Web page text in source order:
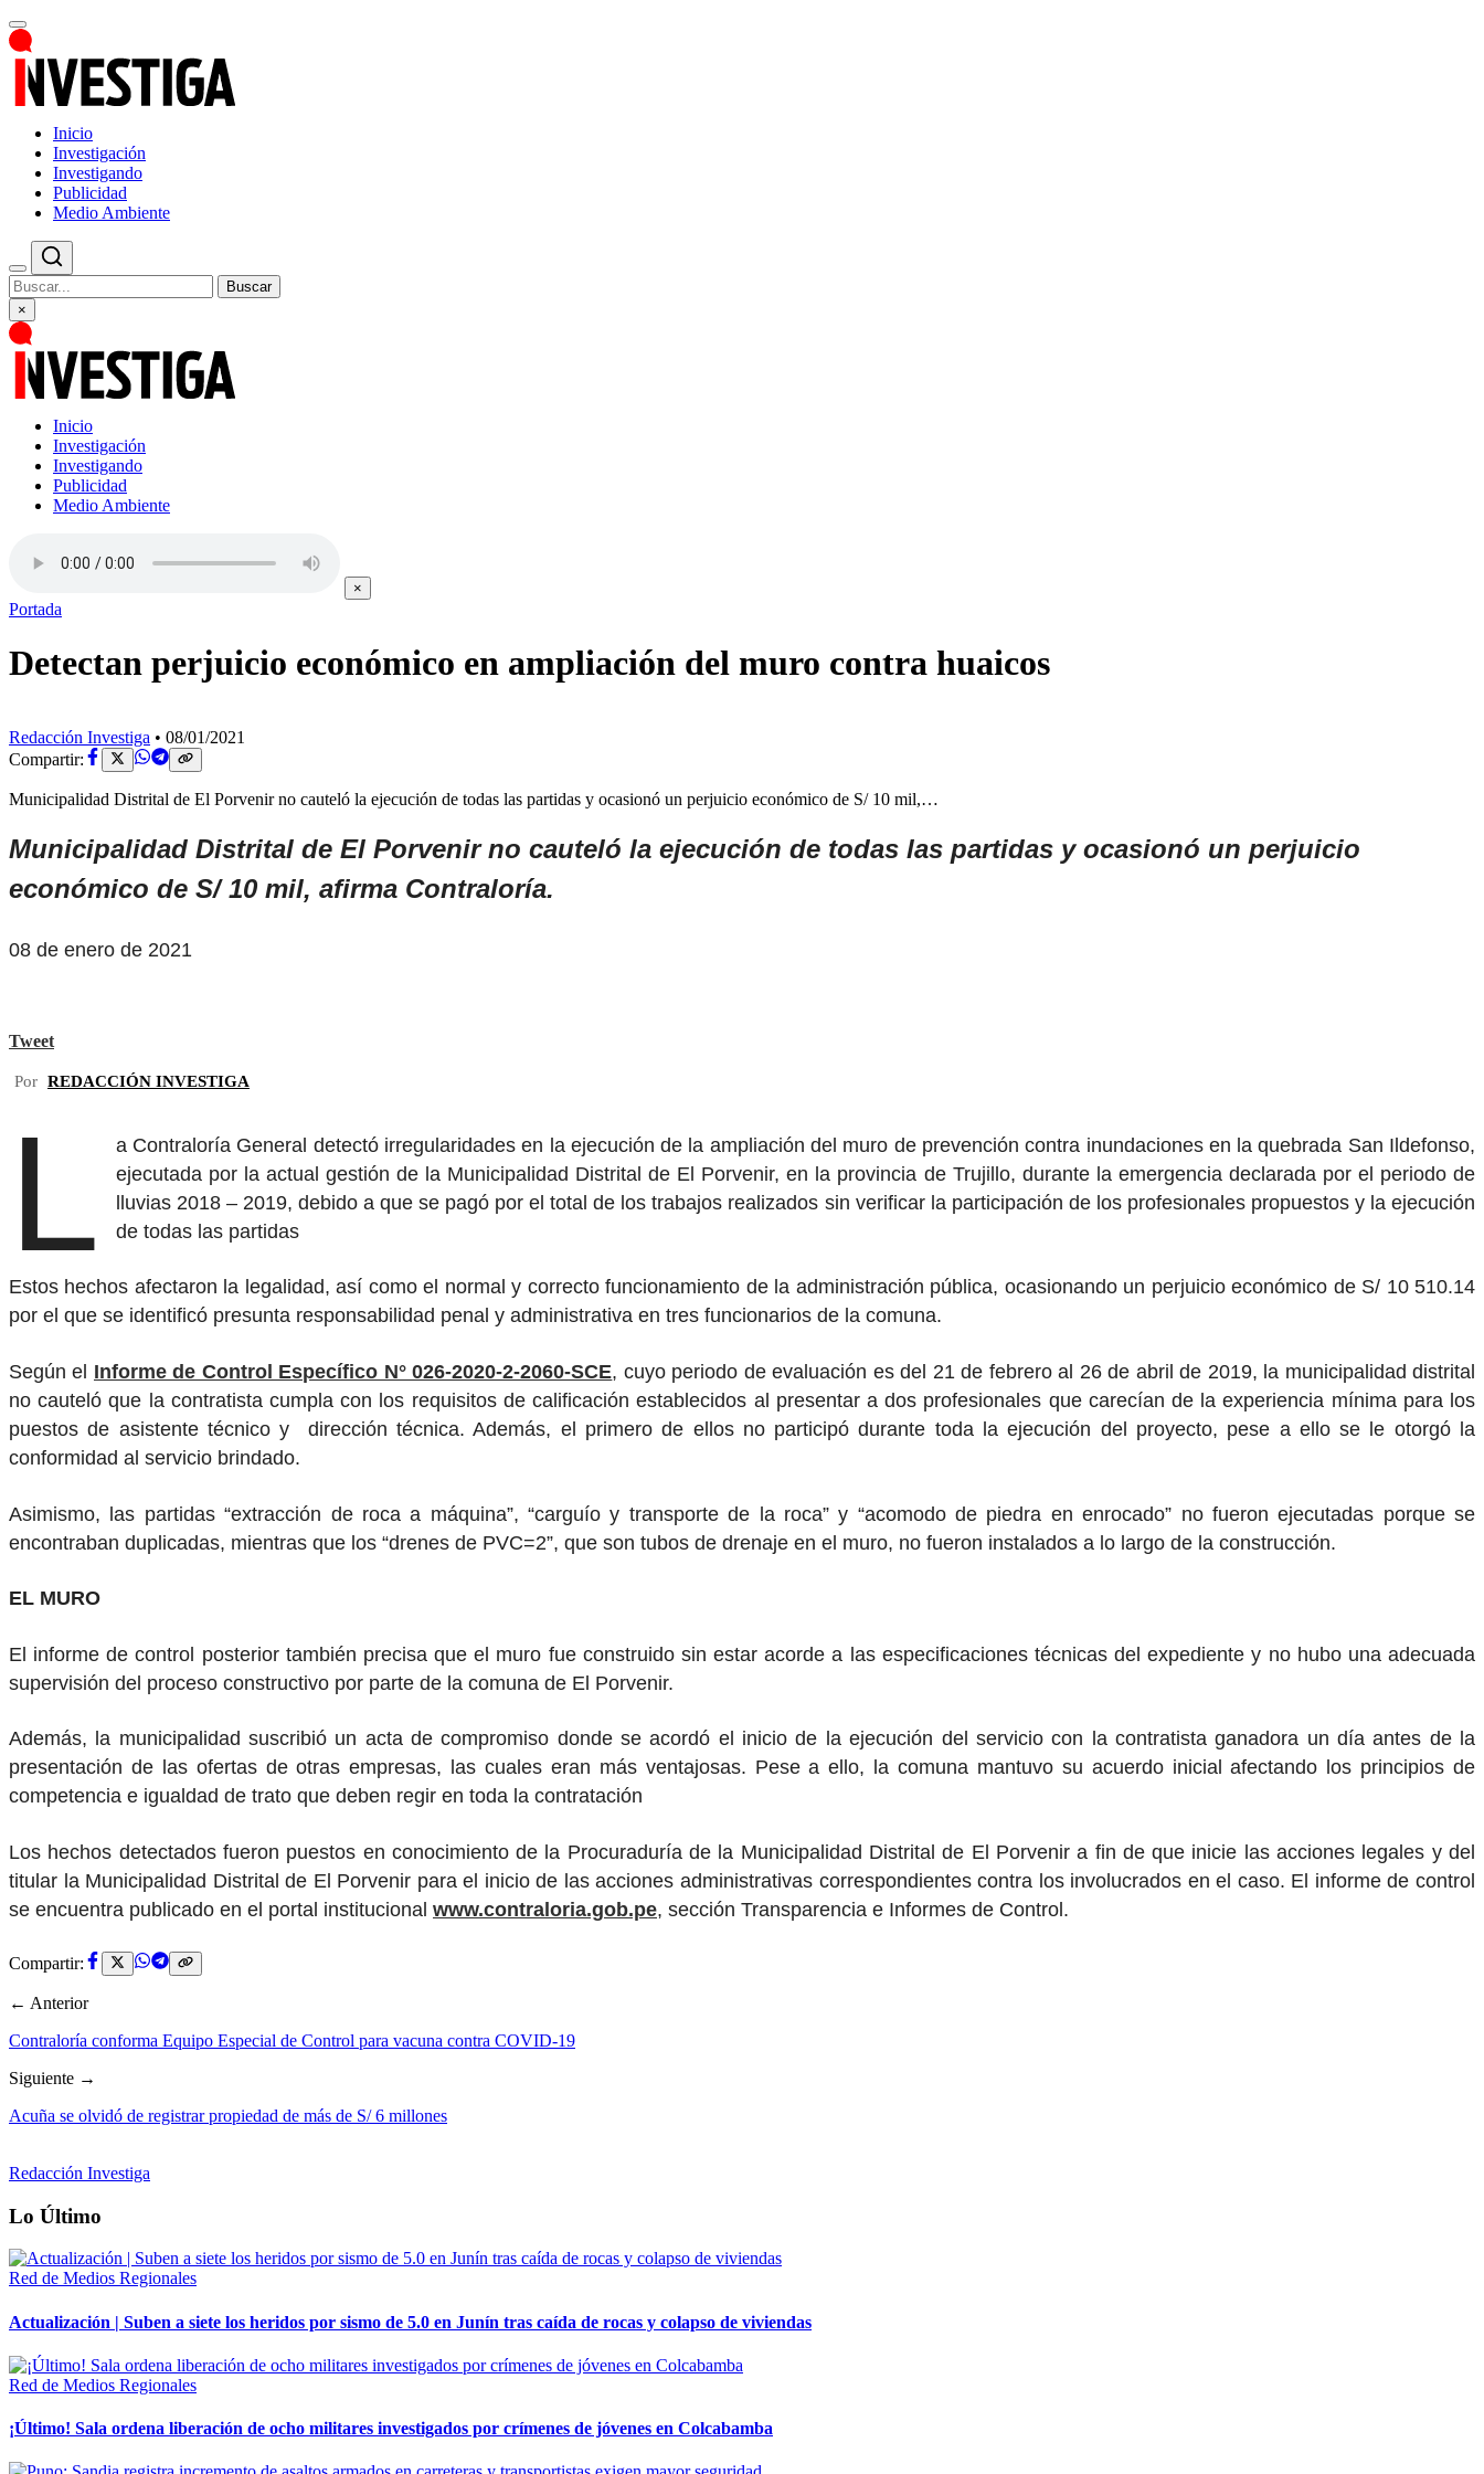
Inicio
Investigación
Investigando
Publicidad
Medio Ambiente
Buscar
×
Inicio
Investigación
Investigando
Publicidad
Medio Ambiente
×
Portada
Detectan perjuicio económico en ampliación del muro contra huaicos
Redacción Investiga • 08/01/2021
Compartir:
Municipalidad Distrital de El Porvenir no cauteló la ejecución de todas las partidas y ocasionó un perjuicio económico de S/ 10 mil,…
Municipalidad Distrital de El Porvenir no cauteló la ejecución de todas las partidas y ocasionó un perjuicio
económico de S/ 10 mil, afirma Contraloría.
08 de enero de 2021
Tweet
Por REDACCIÓN INVESTIGA
L
a Contraloría General detectó irregularidades en la ejecución de la ampliación del muro de prevención contra inundaciones en la quebrada San Ildefonso,
ejecutada por la actual gestión de la Municipalidad Distrital de El Porvenir, en la provincia de Trujillo, durante la emergencia declarada por el periodo de
lluvias 2018 – 2019, debido a que se pagó por el total de los trabajos realizados sin verificar la participación de los profesionales propuestos y la ejecución
de todas las partidas
Estos hechos afectaron la legalidad, así como el normal y correcto funcionamiento de la administración pública, ocasionando un perjuicio económico de S/ 10 510.14
por el que se identificó presunta responsabilidad penal y administrativa en tres funcionarios de la comuna.
Según el Informe de Control Específico N° 026-2020-2-2060-SCE, cuyo periodo de evaluación es del 21 de febrero al 26 de abril de 2019, la municipalidad distrital
no cauteló que la contratista cumpla con los requisitos de calificación establecidos al presentar a dos profesionales que carecían de la experiencia mínima para los
puestos de asistente técnico y dirección técnica. Además, el primero de ellos no participó durante toda la ejecución del proyecto, pese a ello se le otorgó la
conformidad al servicio brindado.
Asimismo, las partidas “extracción de roca a máquina”, “carguío y transporte de la roca” y “acomodo de piedra en enrocado” no fueron ejecutadas porque se
encontraban duplicadas, mientras que los “drenes de PVC=2”, que son tubos de drenaje en el muro, no fueron instalados a lo largo de la construcción.
EL MURO
El informe de control posterior también precisa que el muro fue construido sin estar acorde a las especificaciones técnicas del expediente y no hubo una adecuada
supervisión del proceso constructivo por parte de la comuna de El Porvenir.
Además, la municipalidad suscribió un acta de compromiso donde se acordó el inicio de la ejecución del servicio con la contratista ganadora un día antes de la
presentación de las ofertas de otras empresas, las cuales eran más ventajosas. Pese a ello, la comuna mantuvo su acuerdo inicial afectando los principios de
competencia e igualdad de trato que deben regir en toda la contratación
Los hechos detectados fueron puestos en conocimiento de la Procuraduría de la Municipalidad Distrital de El Porvenir a fin de que inicie las acciones legales y del
titular la Municipalidad Distrital de El Porvenir para el inicio de las acciones administrativas correspondientes contra los involucrados en el caso. El informe de control
se encuentra publicado en el portal institucional www.contraloria.gob.pe, sección Transparencia e Informes de Control.
Compartir:
← Anterior
Contraloría conforma Equipo Especial de Control para vacuna contra COVID-19
Siguiente →
Acuña se olvidó de registrar propiedad de más de S/ 6 millones
Redacción Investiga
Lo Último
Red de Medios Regionales
Actualización | Suben a siete los heridos por sismo de 5.0 en Junín tras caída de rocas y colapso de viviendas
Red de Medios Regionales
¡Último! Sala ordena liberación de ocho militares investigados por crímenes de jóvenes en Colcabamba